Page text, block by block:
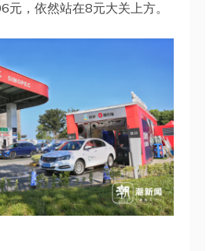
元，依然站在8元大关上方。